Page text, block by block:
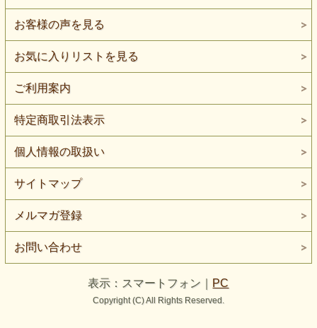
お客様の声を見る
お気に入りリストを見る
ご利用案内
特定商取引法表示
個人情報の取扱い
サイトマップ
メルマガ登録
お問い合わせ
表示：スマートフォン｜ PC
Copyright (C) All Rights Reserved.